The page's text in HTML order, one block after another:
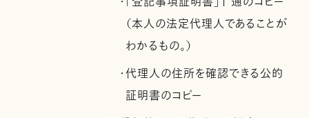
（本人の法定代理人であることが
わかるもの。）
・代理人の住所を確認できる公的
証明書のコピー